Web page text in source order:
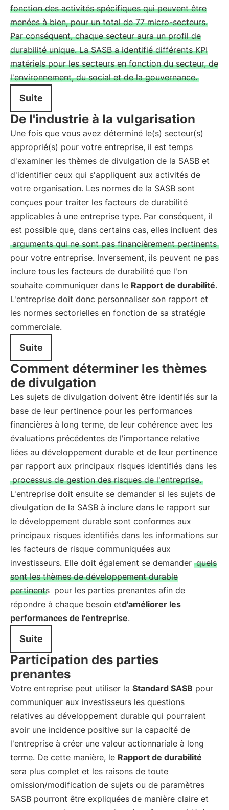
fonction des activités spécifiques qui peuvent être
menées à bien, pour un total de 77 micro-secteurs.
Par conséquent, chaque secteur aura un profil de
durabilité unique. La SASB a identifié différents KPI
matériels pour les secteurs en fonction du secteur, de
l'environnement, du social et de la gouvernance.
Suite
De l'industrie à la vulgarisation
Une fois que vous avez déterminé le(s) secteur(s)
approprié(s) pour votre entreprise, il est temps
d'examiner les thèmes de divulgation de la SASB et
d'identifier ceux qui s'appliquent aux activités de
votre organisation. Les normes de la SASB sont
conçues pour traiter les facteurs de durabilité
applicables à une entreprise type. Par conséquent, il
est possible que, dans certains cas, elles incluent des
arguments qui ne sont pas financièrement pertinents
pour votre entreprise. Inversement, ils peuvent ne pas
inclure tous les facteurs de durabilité que l'on
souhaite communiquer dans le Rapport de durabilité.
L'entreprise doit donc personnaliser son rapport et
les normes sectorielles en fonction de sa stratégie
commerciale.
Suite
Comment déterminer les thèmes
de divulgation
Les sujets de divulgation doivent être identifiés sur la
base de leur pertinence pour les performances
financières à long terme, de leur cohérence avec les
évaluations précédentes de l'importance relative
liées au développement durable et de leur pertinence
par rapport aux principaux risques identifiés dans les
processus de gestion des risques de l'entreprise.
L'entreprise doit ensuite se demander si les sujets de
divulgation de la SASB à inclure dans le rapport sur
le développement durable sont conformes aux
principaux risques identifiés dans les informations sur
les facteurs de risque communiquées aux
investisseurs. Elle doit également se demander quels
sont les thèmes de développement durable
pertinents pour les parties prenantes afin de
répondre à chaque besoin etd'améliorer les
performances de l'entreprise.
Suite
Participation des parties
prenantes
Votre entreprise peut utiliser la Standard SASB pour
communiquer aux investisseurs les questions
relatives au développement durable qui pourraient
avoir une incidence positive sur la capacité de
l'entreprise à créer une valeur actionnariale à long
terme. De cette manière, le Rapport de durabilité
sera plus complet et les raisons de toute
omission/modification de sujets ou de paramètres
SASB pourront être expliquées de manière claire et